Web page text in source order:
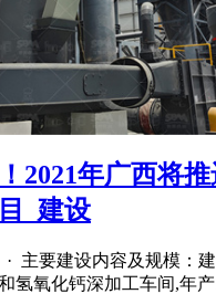
2021年广西将
_建设
· 主要建设内容及规模：
氢氧化钙深加工车间,年